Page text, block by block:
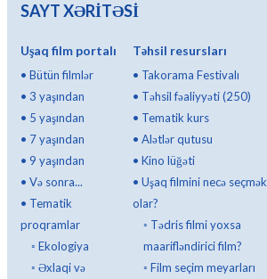
SAYT XƏRİTƏSİ
Uşaq film portalı
• Bütün filmlər
• 3 yaşından
• 5 yaşından
• 7 yaşından
• 9 yaşından
• Və sonra...
• Tematik
proqramlar
◦ Ekologiya
◦ Əxlaqi və
Təhsil resursları
• Takorama Festivalı
• Təhsil fəaliyyəti (250)
• Tematik kurs
• Alətlər qutusu
• Kino lüğəti
• Uşaq filmini necə seçmək
olar?
◦ Tədris filmi yoxsa
maarifləndirici film?
◦ Film seçim meyarları